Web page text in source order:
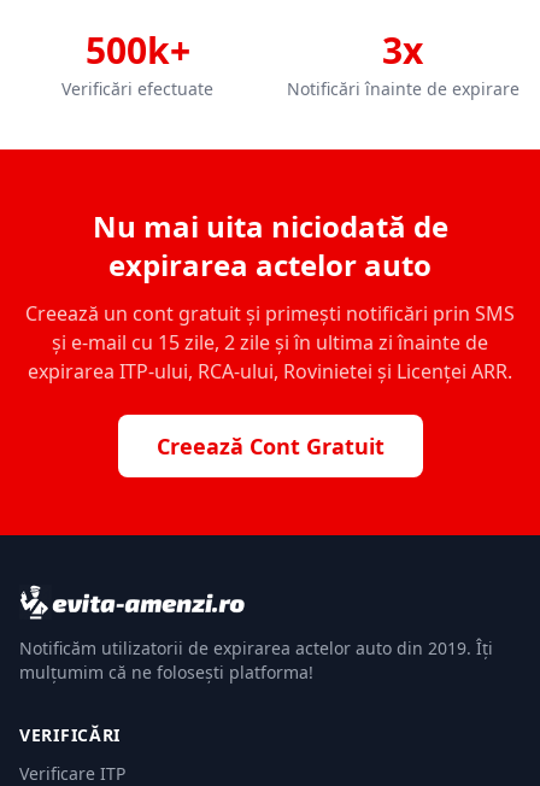
500k+
Verificări efectuate
3x
Notificări înainte de expirare
Nu mai uita niciodată de
expirarea actelor auto
Creează un cont gratuit și primești notificări prin SMS
și e-mail cu 15 zile, 2 zile și în ultima zi înainte de
expirarea ITP-ului, RCA-ului, Rovinietei și Licenței ARR.
Creează Cont Gratuit
Notificăm utilizatorii de expirarea actelor auto din 2019. Îți
mulțumim că ne folosești platforma!
VERIFICĂRI
Verificare ITP